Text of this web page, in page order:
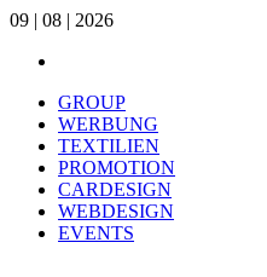
09 | 08 | 2026
GROUP
WERBUNG
TEXTILIEN
PROMOTION
CARDESIGN
WEBDESIGN
EVENTS